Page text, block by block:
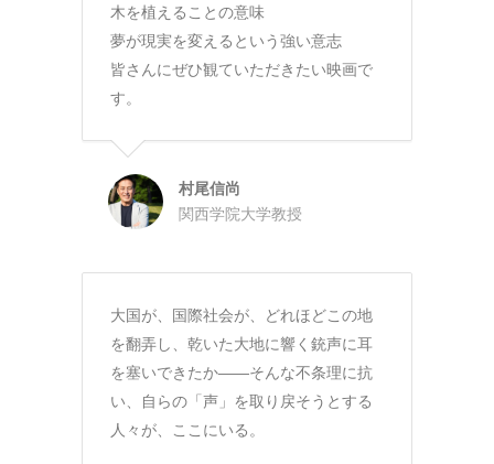
木を植えることの意味
夢が現実を変えるという強い意志
皆さんにぜひ観ていただきたい映画で
す。
村尾信尚
関西学院大学教授
大国が、国際社会が、どれほどこの地
を翻弄し、乾いた大地に響く銃声に耳
を塞いできたか――そんな不条理に抗
い、自らの「声」を取り戻そうとする
人々が、ここにいる。